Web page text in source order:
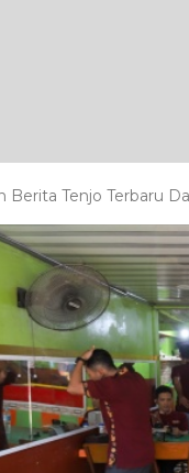
Berita Tenjo Terbaru